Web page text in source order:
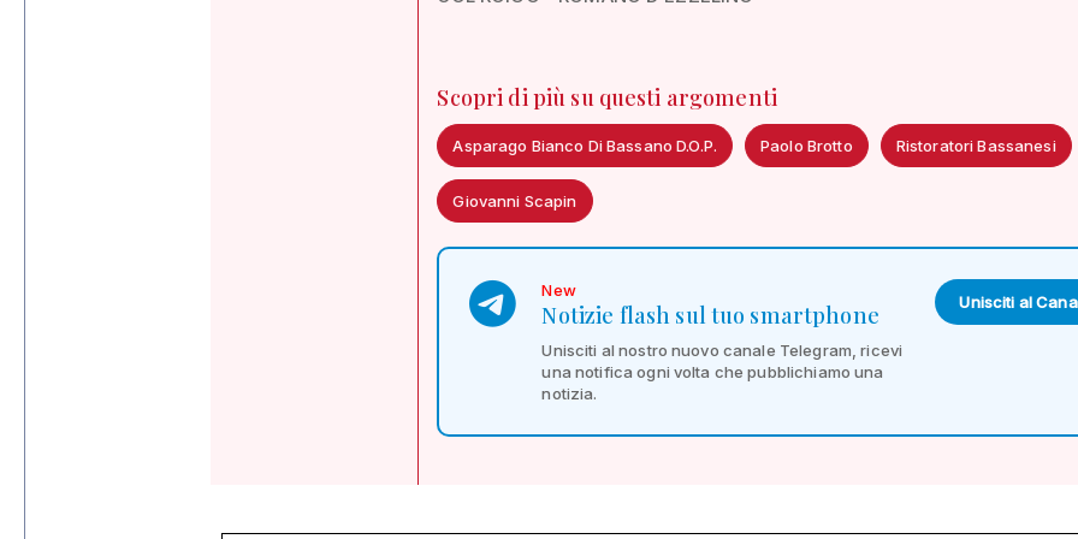
Scopri di più su questi argomenti
Asparago Bianco Di Bassano D.O.P. Paolo Brotto Ristoratori Bassanesi
Giovanni Scapin
New
Notizie flash sul tuo smartphone
Unisciti al nostro nuovo canale Telegram, ricevi
una notifica ogni volta che pubblichiamo una
notizia.
Unisciti al